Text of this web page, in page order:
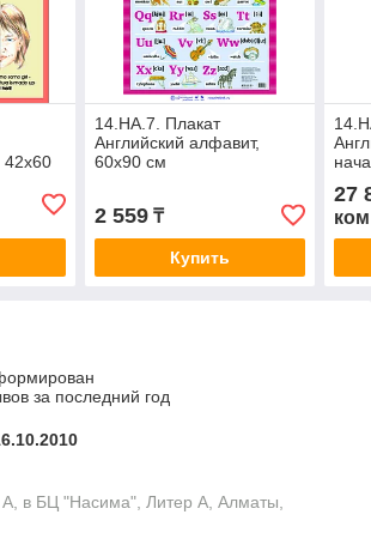
42х60
шт)
14.НА.7. Плакат
Английский алфавит,
60х90 см
2 559₸
Купить
27
за последний год
в БЦ "Насима", Литер А, Алматы,